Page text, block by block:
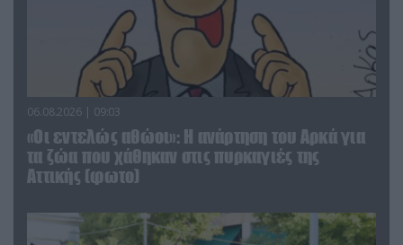
06.08.2026 | 09:03
«Οι εντελώς αθώοι»: Η ανάρτηση του Αρκά για
τα ζώα που χάθηκαν στις πυρκαγιές της
Αττικής (φωτο)